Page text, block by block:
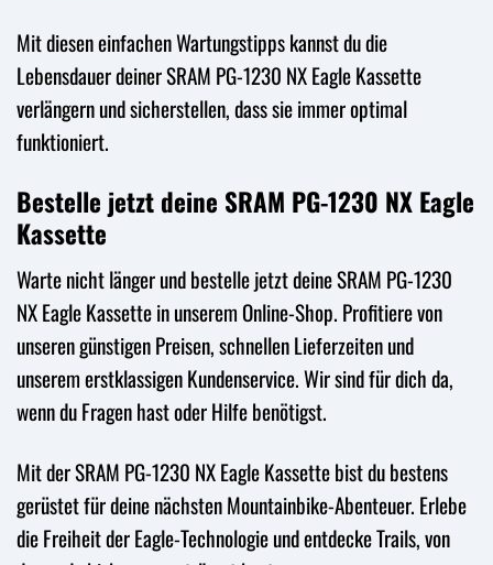
Mit diesen einfachen Wartungstipps kannst du die
Lebensdauer deiner SRAM PG-1230 NX Eagle Kassette
verlängern und sicherstellen, dass sie immer optimal
funktioniert.
Bestelle jetzt deine SRAM PG-1230 NX Eagle
Kassette
Warte nicht länger und bestelle jetzt deine SRAM PG-1230
NX Eagle Kassette in unserem Online-Shop. Profitiere von
unseren günstigen Preisen, schnellen Lieferzeiten und
unserem erstklassigen Kundenservice. Wir sind für dich da,
wenn du Fragen hast oder Hilfe benötigst.
Mit der SRAM PG-1230 NX Eagle Kassette bist du bestens
gerüstet für deine nächsten Mountainbike-Abenteuer. Erlebe
die Freiheit der Eagle-Technologie und entdecke Trails, von